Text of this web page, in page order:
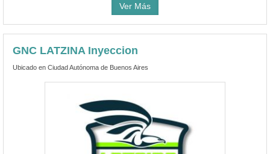
Ver Más
GNC LATZINA Inyeccion
Ubicado en Ciudad Autónoma de Buenos Aires